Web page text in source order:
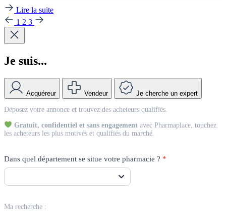
Lire la suite
1 2 3
Je suis...
Acquéreur Vendeur Je cherche un expert
Vendeur
Déposez votre annonce et trouvez des acheteurs qualifiés.
Gratuit, confidentiel et sans engagement avec Pharmaplace, touchez
les acheteurs les plus motivés et qualifiés du marché.
Dans quel département se situe votre pharmacie ? *
Ma recherche :